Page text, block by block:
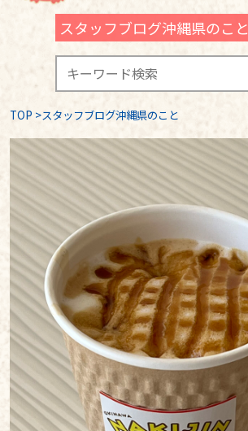
スタッフブログ沖縄県のこと
TOP >スタッフブログ沖縄県のこと